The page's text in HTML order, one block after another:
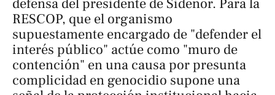
RESCOP, que el organismo
supuestamente encargado de "defender el
interés público" actúe como "muro de
contención" en una causa por presunta
complicidad en genocidio supone una